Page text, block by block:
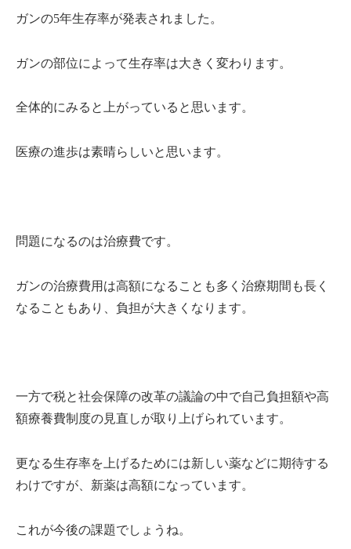
ガンの5年生存率が発表されました。
ガンの部位によって生存率は大きく変わります。
全体的にみると上がっていると思います。
医療の進歩は素晴らしいと思います。
問題になるのは治療費です。
ガンの治療費用は高額になることも多く治療期間も長く
なることもあり、負担が大きくなります。
一方で税と社会保障の改革の議論の中で自己負担額や高
額療養費制度の見直しが取り上げられています。
更なる生存率を上げるためには新しい薬などに期待する
わけですが、新薬は高額になっています。
これが今後の課題でしょうね。